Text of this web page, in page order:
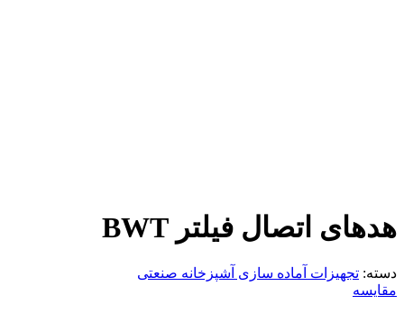
هدهای اتصال فیلتر BWT
دسته: تجهیزات آماده سازی آشپزخانه صنعتی
مقایسه